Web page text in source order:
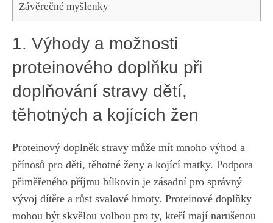
Závěrečné ⁤myšlenky
1. Výhody a‌ možnosti
proteinového doplňku ‌při
doplňování stravy dětí,
těhotných a kojících žen
Proteinový doplněk‌ stravy může mít ‌mnoho výhod a
⁢přínosů pro děti, těhotné ženy ‍a ‌kojící matky. Podpora
přiměřeného příjmu bílkovin‌ je zásadní pro správný
vývoj​ dítěte⁢ a ‌růst ‍svalové hmoty. Proteinové doplňky
mohou být skvělou‍ volbou pro ty, kteří mají narušenou